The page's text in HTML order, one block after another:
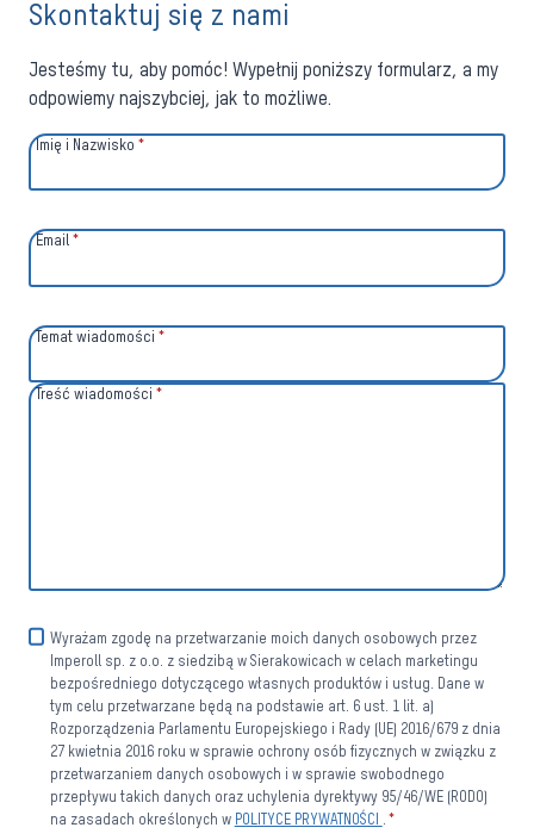
Skontaktuj się z nami
Jesteśmy tu, aby pomóc! Wypełnij poniższy formularz, a my
odpowiemy najszybciej, jak to możliwe.
Imię i Nazwisko *
Email *
Temat wiadomości *
Treść wiadomości *
Wyrażam zgodę na przetwarzanie moich danych osobowych przez
Imperoll sp. z o.o. z siedzibą w Sierakowicach w celach marketingu
bezpośredniego dotyczącego własnych produktów i usług. Dane w
tym celu przetwarzane będą na podstawie art. 6 ust. 1 lit. a)
Rozporządzenia Parlamentu Europejskiego i Rady (UE) 2016/679 z dnia
27 kwietnia 2016 roku w sprawie ochrony osób fizycznych w związku z
przetwarzaniem danych osobowych i w sprawie swobodnego
przepływu takich danych oraz uchylenia dyrektywy 95/46/WE (RODO)
na zasadach określonych w POLITYCE PRYWATNOŚCI . *